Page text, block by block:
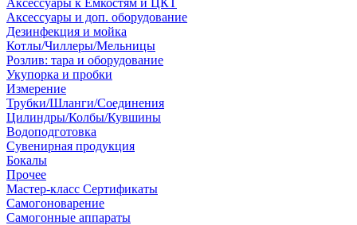
Аксессуары к Емкостям и ЦКТ
Аксессуары и доп. оборудование
Дезинфекция и мойка
Котлы/Чиллеры/Мельницы
Розлив: тара и оборудование
Укупорка и пробки
Измерение
Трубки/Шланги/Соединения
Цилиндры/Колбы/Кувшины
Водоподготовка
Сувенирная продукция
Бокалы
Прочее
Мастер-класс Сертификаты
Самогоноварение
Самогонные аппараты